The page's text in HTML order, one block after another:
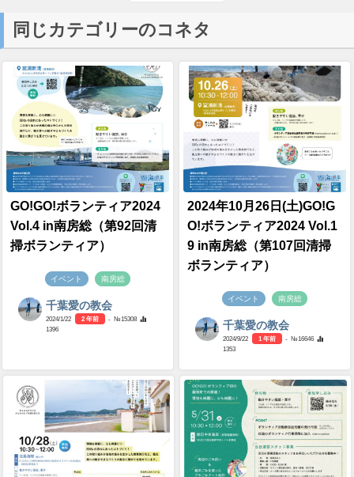
同じカテゴリーのコネタ
GO!GO!ボランティア2024
Vol.4 in南房総（第92回清
掃ボランティア）
イベント 南房総
千葉愛の教会
2024/1/22 2 年前
- №15308
1396
2024年10月26日(土)GO!G
O!ボランティア2024 Vol.1
9 in南房総（第107回清掃
ボランティア）
イベント 南房総
千葉愛の教会
2024/9/22 1 年前
- №16646
1353